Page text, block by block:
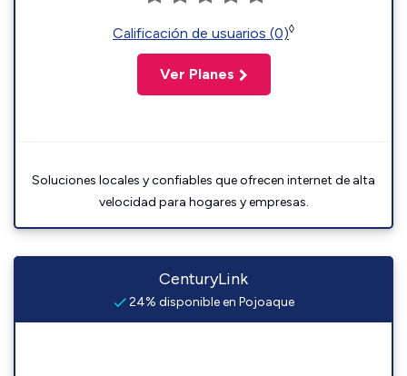
Calificación de usuarios (0)◊
Ver Planes
Soluciones locales y confiables que ofrecen internet de alta
velocidad para hogares y empresas.
CenturyLink
24% disponible en Pojoaque